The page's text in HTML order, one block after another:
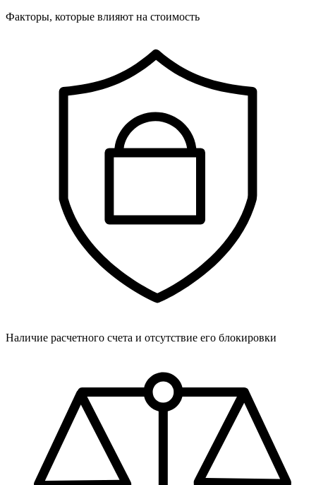
Факторы, которые влияют на стоимость
Наличие расчетного счета и отсутствие его блокировки